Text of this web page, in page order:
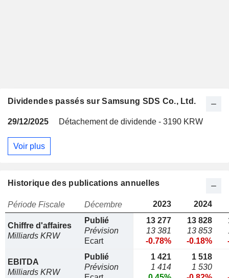
Dividendes passés sur Samsung SDS Co., Ltd.
29/12/2025 Détachement de dividende - 3190 KRW
Voir plus
Historique des publications annuelles
Période Fiscale Décembre 2023 2024
Chiffre d'affaires
Milliards KRW
Publié
Prévision
Ecart
13 277
13 381
-0.78%
13 828
13 853
-0.18%
EBITDA
Milliards KRW
Publié
Prévision
1 421
1 414
1 518
1 530